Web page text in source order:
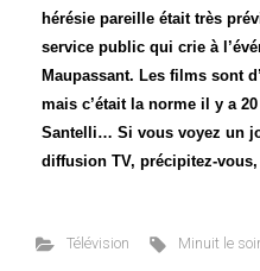
hérésie pareille était très
service public qui crie à
Maupassant. Les films sont
mais c’était la norme il y a
Santelli… Si vous voyez un
diffusion TV, précipitez-
Télévision Minuit le soir